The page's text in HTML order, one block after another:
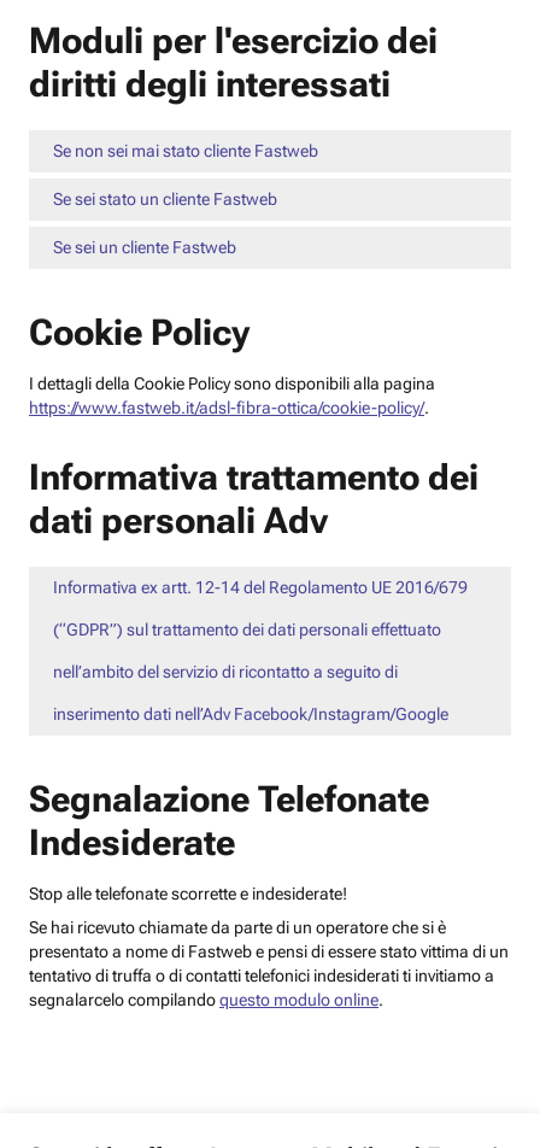
Moduli per l'esercizio dei
diritti degli interessati
Se non sei mai stato cliente Fastweb
Se sei stato un cliente Fastweb
Se sei un cliente Fastweb
Cookie Policy
I dettagli della Cookie Policy sono disponibili alla pagina
https://www.fastweb.it/adsl-fibra-ottica/cookie-policy/.
Informativa trattamento dei
dati personali Adv
Informativa ex artt. 12-14 del Regolamento UE 2016/679
(“GDPR”) sul trattamento dei dati personali effettuato
nell’ambito del servizio di ricontatto a seguito di
inserimento dati nell’Adv Facebook/Instagram/Google
Segnalazione Telefonate
Indesiderate
Stop alle telefonate scorrette e indesiderate!
Se hai ricevuto chiamate da parte di un operatore che si è
presentato a nome di Fastweb e pensi di essere stato vittima di un
tentativo di truffa o di contatti telefonici indesiderati ti invitiamo a
segnalarcelo compilandoquesto modulo online.